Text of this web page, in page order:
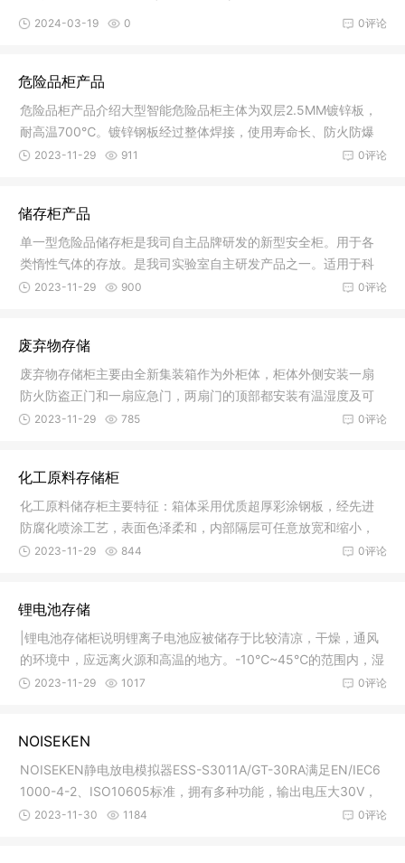
0评论
2024-03-19 0
危险品柜产品
危险品柜产品介绍大型智能危险品柜主体为双层2.5MM镀锌板，
耐高温700℃。镀锌钢板经过整体焊接，使用寿命长、防火防爆
性能好。（
0评论
2023-11-29 911
储存柜产品
单一型危险品储存柜是我司自主品牌研发的新型安全柜。用于各
类惰性气体的存放。是我司实验室自主研发产品之一。适用于科
学仪器实
0评论
2023-11-29 900
废弃物存储
废弃物存储柜主要由全新集装箱作为外柜体，柜体外侧安装一扇
防火防盗正门和一扇应急门，两扇门的顶部都安装有温湿度及可
燃气体等
0评论
2023-11-29 785
化工原料存储柜
化工原料储存柜主要特征：箱体采用优质超厚彩涂钢板，经先进
防腐化喷涂工艺，表面色泽柔和，内部隔层可任意放宽和缩小，
便于存放
0评论
2023-11-29 844
锂电池存储
|锂电池存储柜说明锂离子电池应被储存于比较清凉，干燥，通风
的环境中，应远离火源和高温的地方。-10℃~45℃的范围内，湿
度为65
0评论
2023-11-29 1017
NOISEKEN
NOISEKEN静电放电模拟器ESS-S3011A/GT-30RA满足EN/IEC6
1000-4-2、ISO10605标准，拥有多种功能，输出电压大30V，
功能全面，可连接
0评论
2023-11-30 1184